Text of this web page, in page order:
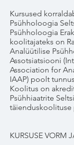
Kursused
Psühholoogia
Psühholoogia
koolitajateks on
Analüütilise
Assotsiatsiooni
Association for
IAAP) poolt
Koolitus on
Psühhiaatrite
täienduskoolituse
KURSUSE VORM